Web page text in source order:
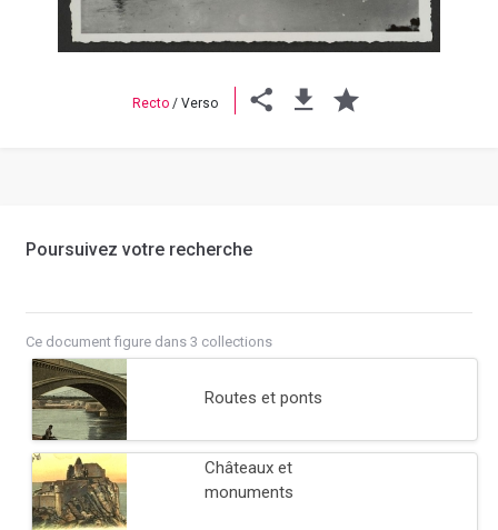
Recto / Verso
Poursuivez votre recherche
Ce document figure dans 3 collections
Routes et ponts
Châteaux et
monuments